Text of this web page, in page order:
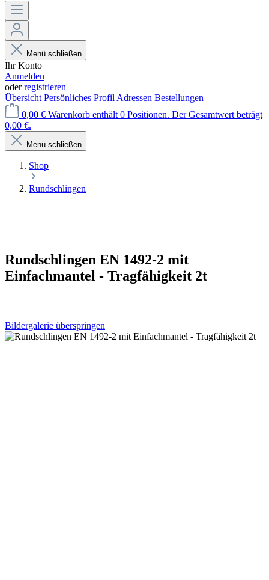
Menü schließen
Ihr Konto
Anmelden
oderregistrieren
Übersicht Persönliches Profil Adressen Bestellungen
0,00 € Warenkorb enthält 0 Positionen. Der Gesamtwert beträgt
0,00 €.
Menü schließen
Shop
Rundschlingen
Rundschlingen EN 1492-2 mit
Einfachmantel - Tragfähigkeit 2t
Bildergalerie überspringen